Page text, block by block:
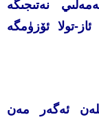
نەتىجىگە
ئاز-تولا ئۆزۈمگە
ئەگەر مەن